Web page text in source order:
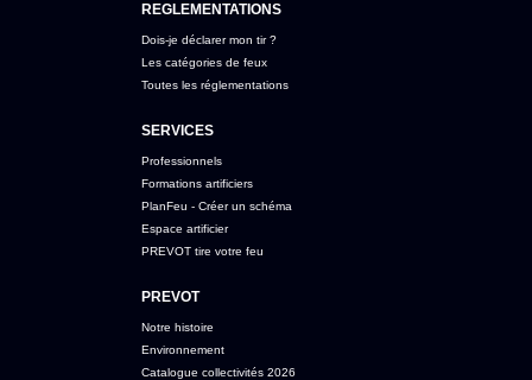
REGLEMENTATIONS
Dois-je déclarer mon tir ?
Les catégories de feux
Toutes les réglementations
SERVICES
Professionnels
Formations artificiers
PlanFeu - Créer un schéma
Espace artificier
PREVOT tire votre feu
PREVOT
Notre histoire
Environnement
Catalogue collectivités 2026